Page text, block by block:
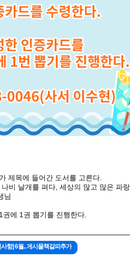
제목에 들어간 도서를 고른다.
개를 펴다, 세상의 많고 많은 파
1권 뽑기를 진행한다.
사항] 6월.. 게시물책갈피추가